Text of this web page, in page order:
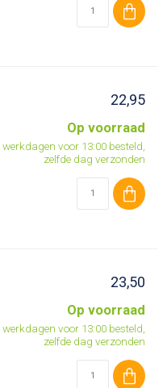
22,95
Op voorraad
werkdagen voor 13:00 besteld,
zelfde dag verzonden
23,50
Op voorraad
werkdagen voor 13:00 besteld,
zelfde dag verzonden